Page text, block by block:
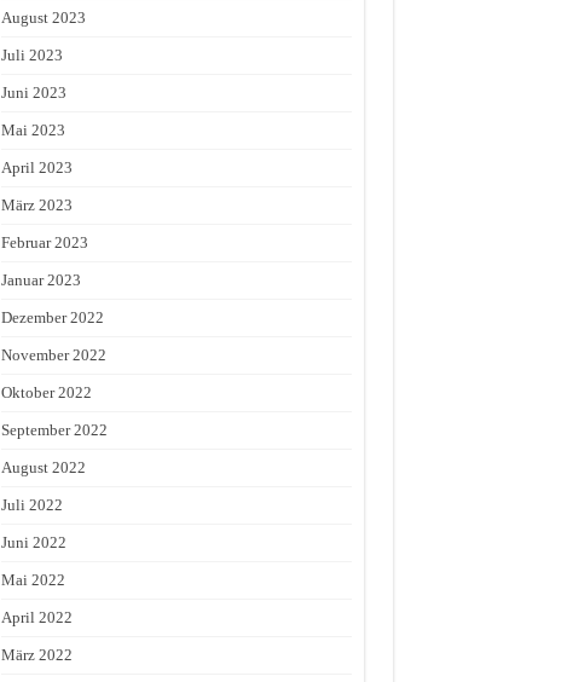
August 2023
Juli 2023
Juni 2023
Mai 2023
April 2023
März 2023
Februar 2023
Januar 2023
Dezember 2022
November 2022
Oktober 2022
September 2022
August 2022
Juli 2022
Juni 2022
Mai 2022
April 2022
März 2022